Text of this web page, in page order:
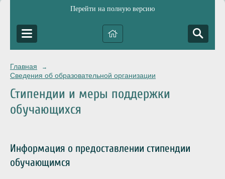
Перейти на полную версию
Главная →
Сведения об образовательной организации
Стипендии и меры поддержки
обучающихся
Информация о предоставлении стипендии
обучающимся